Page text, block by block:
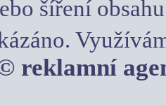
šíření
reklamní